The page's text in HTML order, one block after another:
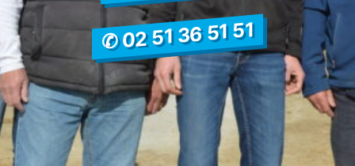
✆ 02 51 36 51 51